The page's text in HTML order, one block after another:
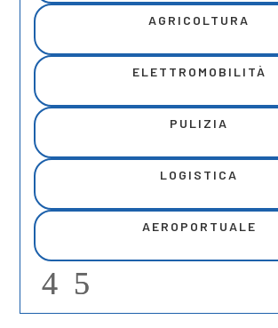
AGRICOLTURA
ELETTROMOBILITÀ
PULIZIA
LOGISTICA
AEROPORTUALE